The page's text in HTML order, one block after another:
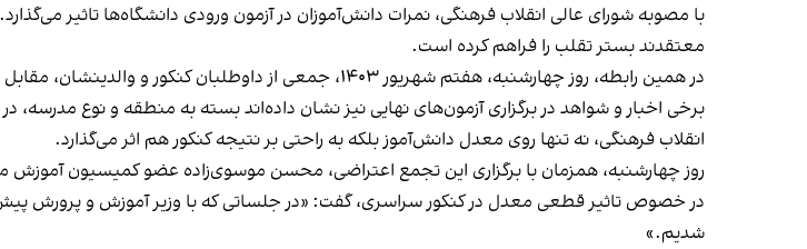
با مصوبه شورای عالی انقلاب فرهنگی، نمرات دانش‌آموزان در آزمون ورودی دانشگاه‌ها تاثیر
معتقدند بستر تقلب را فراهم کرده است.
در همین رابطه، روز چهارشنبه، هفتم شهریور ۱۴۰۳، جمعی از داوطلبان کنکور و والدینشان، مقابل دبیرخانه شورای عالی انقلاب فرهنگی
برخی اخبار و شواهد در برگزاری آزمون‌های نهایی نیز نشان داده‌اند بسته به منطقه و نوع
انقلاب فرهنگی، نه تنها روی معدل دانش‌آموز بلکه به راحتی بر نتیجه کنکور هم اثر می‌گذارد.
روز چهارشنبه، همزمان با برگزاری این تجمع اعتراضی، محسن موسوی‌زاده عضو کمیسیون آموزش
در خصوص تاثیر قطعی معدل در کنکور سراسری، گفت: «در جلساتی که با وزیر آموزش و پرورش پیش
شدیم.»